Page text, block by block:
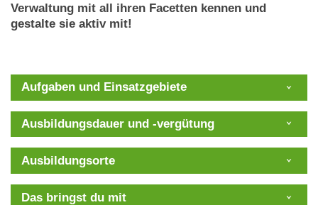
Verwaltung mit all ihren Facetten kennen und
gestalte sie aktiv mit!
Aufgaben und Einsatzgebiete
Ausbildungsdauer und -vergütung
Ausbildungsorte
Das bringst du mit